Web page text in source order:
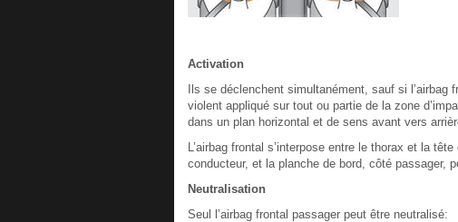
Activation
Ils se déclenchent simultanément, sauf si
violent appliqué sur tout ou partie de la zone
dans un plan horizontal et de sens avant vers
L’airbag frontal s’interpose entre le thorax et la
conducteur, et la planche de bord, côté passager,
Neutralisation
Seul l’airbag frontal passager peut être neutralisé: